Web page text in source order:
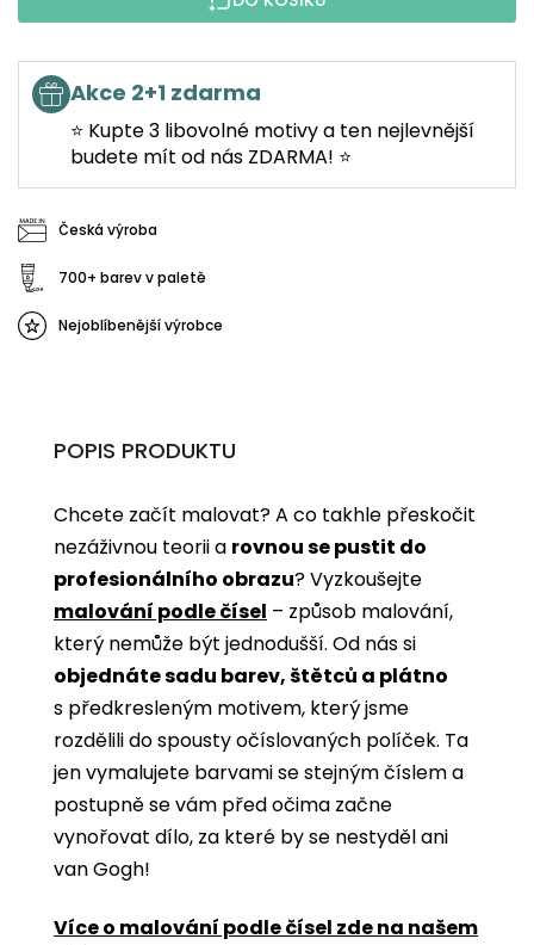
Akce 2+1 zdarma
⭐ Kupte 3 libovolné motivy a ten nejlevnější
budete mít od nás ZDARMA! ⭐
Česká výroba
700+ barev v paletě
Nejoblíbenější výrobce
POPIS PRODUKTU
Chcete začít malovat? A co takhle přeskočit
nezáživnou teorii a rovnou se pustit do
profesionálního obrazu? Vyzkoušejte
malování podle čísel ­­– způsob malování,
který nemůže být jednodušší. Od nás si
objednáte sadu barev, štětců a plátno
s předkresleným motivem, který jsme
rozdělili do spousty očíslovaných políček. Ta
jen vymalujete barvami se stejným číslem a
postupně se vám před očima začne
vynořovat dílo, za které by se nestyděl ani
van Gogh!
Více o malování podle čísel zde na našem